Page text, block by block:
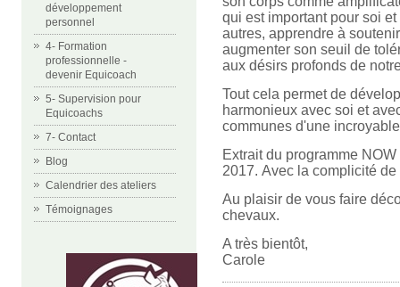
développement
personnel
4- Formation
professionnelle -
devenir Equicoach
5- Supervision pour
Equicoachs
7- Contact
Blog
Calendrier des ateliers
Témoignages
qui est important pour soi
autres, apprendre à
augmenter son seuil de
aux désirs profonds de
Tout cela permet de
harmonieux avec soi et
communes d'une
Extrait du programme
2017. Avec la complicité
Au plaisir de vous faire
chevaux.
A très bientôt,
Carole